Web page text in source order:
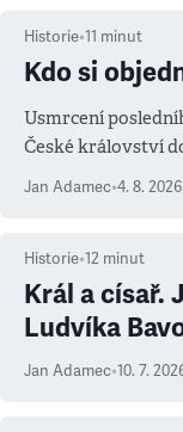
Historie•11 minut
Kdo si
Usmrcení posledního Přemyslovce uvrhlo v roce 1306
České království
známe jména
Jan Adamec•4. 8. 2026
Historie•12 minut
Král a císař.
Ludvíka
Jan Adamec•10. 7.